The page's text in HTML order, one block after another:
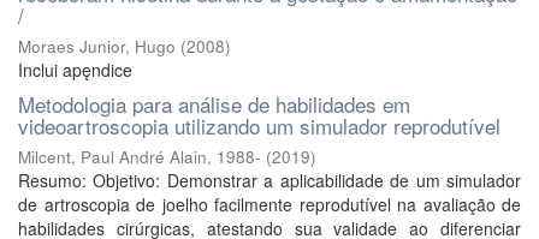
/
Moraes Junior, Hugo (2008)
Inclui apęndice
Metodologia para análise de habilidades em
videoartroscopia utilizando um simulador reprodutível
Milcent, Paul André Alain, 1988- (2019)
Resumo: Objetivo: Demonstrar a aplicabilidade de um simulador
de artroscopia de joelho facilmente reprodutível na avaliação de
habilidades cirúrgicas, atestando sua validade ao diferenciar